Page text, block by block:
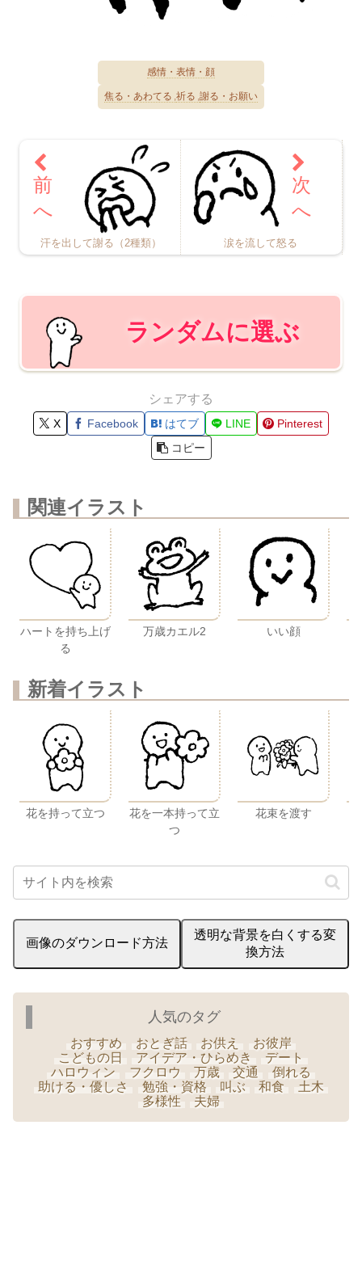
感情・表情・顔
焦る・あわてる 祈る 謝る・お願い
汗を出して謝る（2種類） 涙を流して怒る
ランダムに選ぶ
シェアする
X Facebook はてブ LINE
Pinterest
コピー
関連イラスト
ハートを持ち上げ
る
万歳カエル2 いい顔
新着イラスト
花を持って立つ
花を一本持って立
つ
花束を渡す
画像のダウンロード方法
透明な背景を白くする変
換方法
人気のタグ
おすすめ おとぎ話 お供え
お彼岸
こどもの日
アイデア・ひらめき
デート
ハロウィン
フクロウ 万歳 交通
倒れる
助ける・優しさ
勉強・資格 叫ぶ 和食
土木
多様性
夫婦